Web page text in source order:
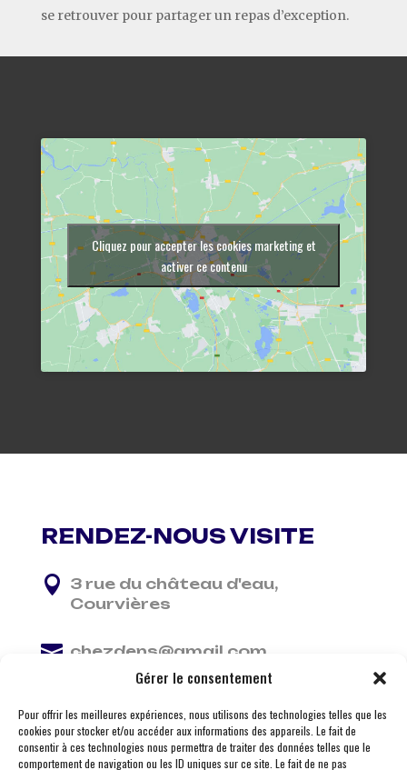
Gérer le consentement
Pour offrir les meilleures expériences, nous utilisons des technologies telles que les
cookies pour stocker et/ou accéder aux informations des appareils. Le fait de
consentir à ces technologies nous permettra de traiter des données telles que le
comportement de navigation ou les ID uniques sur ce site. Le fait de ne pas
se retrouver pour partager un repas d’exception.
Cliquez pour accepter les cookies marketing et
activer ce contenu
RENDEZ-NOUS VISITE
 3 rue du château d'eau,
Courvières
 chezdens@gmail.com